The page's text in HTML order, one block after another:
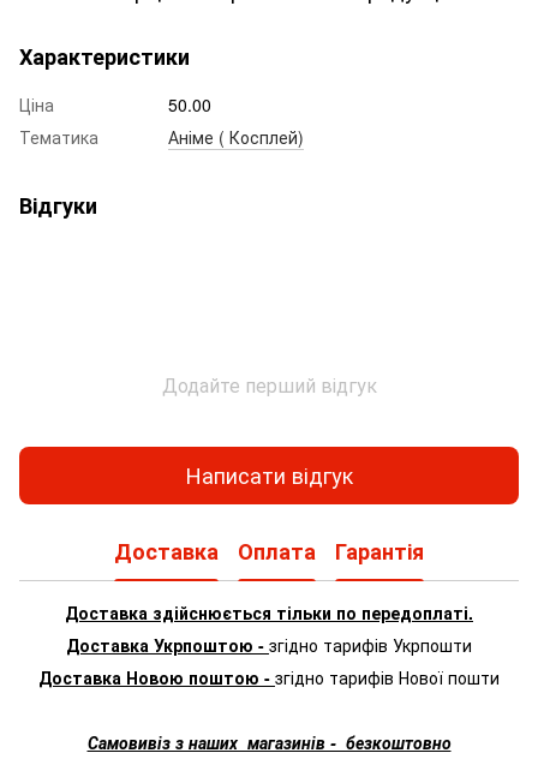
Характеристики
Ціна
50.00
Тематика
Аніме ( Косплей)
Відгуки
Додайте перший відгук
Написати відгук
Доставка Оплата Гарантія
Доставка здійснюється тільки по передоплаті.
Доставка Укрпоштою - згідно тарифів Укрпошти
Доставка Новою поштою - згідно тарифів Нової пошти
Самовивіз з наших магазинів - безкоштовно